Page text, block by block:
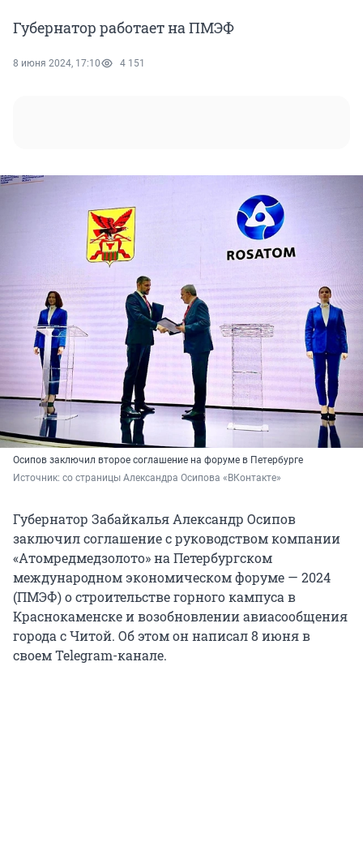
Губернатор работает на ПМЭФ
8 июня 2024, 17:10 4 151
Осипов заключил второе соглашение на форуме в Петербурге
Источник: со страницы Александра Осипова «ВКонтакте»
Губернатор Забайкалья Александр Осипов
заключил соглашение с руководством компании
«Атомредмедзолото» на Петербургском
международном экономическом форуме — 2024
(ПМЭФ) о строительстве горного кампуса в
Краснокаменске и возобновлении авиасообщения
города с Читой. Об этом он написал 8 июня в
своем Telegram-канале.